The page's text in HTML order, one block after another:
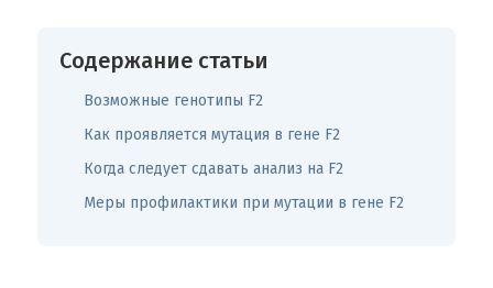
Содержание статьи
Возможные генотипы F2
Как проявляется мутация в гене F2
Когда следует сдавать анализ на F2
Меры профилактики при мутации в гене F2